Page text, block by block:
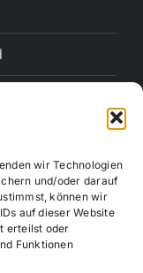
wir Technologien
und/oder darauf
können wir
auf dieser Website
erteilst oder
Funktionen